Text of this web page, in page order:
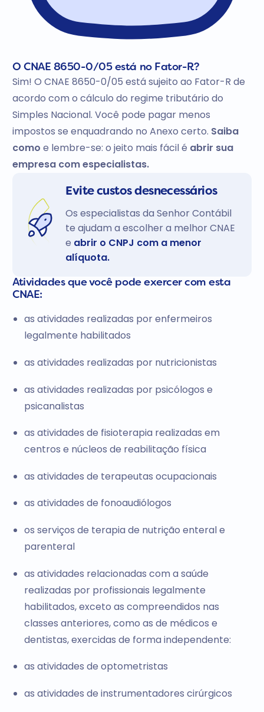
O CNAE 8650-0/05 está no Fator-R?
Sim! O CNAE 8650-0/05 está sujeito ao Fator-R de
acordo com o cálculo do regime tributário do
Simples Nacional. Você pode pagar menos
impostos se enquadrando no Anexo certo. Saiba
como e lembre-se: o jeito mais fácil é abrir sua
empresa com especialistas.
Evite custos desnecessários
Os especialistas da Senhor Contábil
te ajudam a escolher a melhor CNAE
e abrir o CNPJ com a menor
alíquota.
Atividades que você pode exercer com esta
CNAE:
as atividades realizadas por enfermeiros
legalmente habilitados
as atividades realizadas por nutricionistas
as atividades realizadas por psicólogos e
psicanalistas
as atividades de fisioterapia realizadas em
centros e núcleos de reabilitação física
as atividades de terapeutas ocupacionais
as atividades de fonoaudiólogos
os serviços de terapia de nutrição enteral e
parenteral
as atividades relacionadas com a saúde
realizadas por profissionais legalmente
habilitados, exceto as compreendidos nas
classes anteriores, como as de médicos e
dentistas, exercidas de forma independente:
as atividades de optometristas
as atividades de instrumentadores cirúrgicos